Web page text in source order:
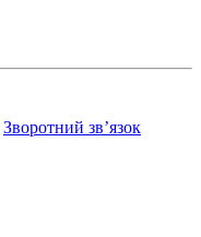
Зворотний зв’язок